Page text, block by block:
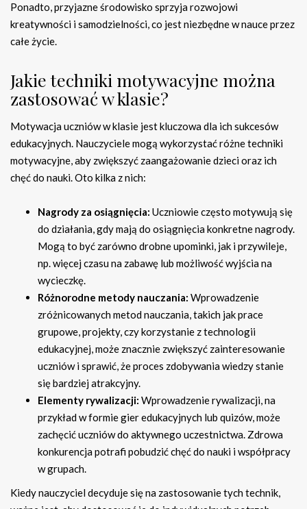
Ponadto, przyjazne środowisko sprzyja rozwojowi
kreatywności i samodzielności, co jest niezbędne w nauce przez
całe życie.
Jakie techniki motywacyjne można
zastosować w klasie?
Motywacja uczniów w klasie jest kluczowa dla ich sukcesów
edukacyjnych. Nauczyciele mogą wykorzystać różne techniki
motywacyjne, aby zwiększyć zaangażowanie dzieci oraz ich
chęć do nauki. Oto kilka z nich:
Nagrody za osiągnięcia: Uczniowie często motywują się
do działania, gdy mają do osiągnięcia konkretne nagrody.
Mogą to być zarówno drobne upominki, jak i przywileje,
np. więcej czasu na zabawę lub możliwość wyjścia na
wycieczkę.
Różnorodne metody nauczania: Wprowadzenie
zróżnicowanych metod nauczania, takich jak prace
grupowe, projekty, czy korzystanie z technologii
edukacyjnej, może znacznie zwiększyć zainteresowanie
uczniów i sprawić, że proces zdobywania wiedzy stanie
się bardziej atrakcyjny.
Elementy rywalizacji: Wprowadzenie rywalizacji, na
przykład w formie gier edukacyjnych lub quizów, może
zachęcić uczniów do aktywnego uczestnictwa. Zdrowa
konkurencja potrafi pobudzić chęć do nauki i współpracy
w grupach.
Kiedy nauczyciel decyduje się na zastosowanie tych technik,